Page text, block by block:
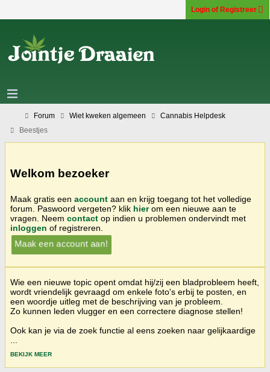
Login of Registreer
Forum Wiet kweken algemeen
Cannabis Helpdesk
Beestjes
Welkom bezoeker
Maak gratis een account aan en krijg toegang tot het volledige
forum. Paswoord vergeten? klik hierom een nieuwe aan te
vragen. Neem contact op indien u problemen ondervindt met
inloggen of registreren.
Maak een account aan!
Wie een nieuwe topic opent omdat hij/zij een bladprobleem heeft,
wordt vriendelijk gevraagd om enkele foto's erbij te posten, en
een woordje uitleg met de beschrijving van je probleem.
Zo kunnen leden vlugger en een correctere diagnose stellen!
Ook kan je via de zoek functie al eens zoeken naar gelijkaardige
BEKIJK MEER